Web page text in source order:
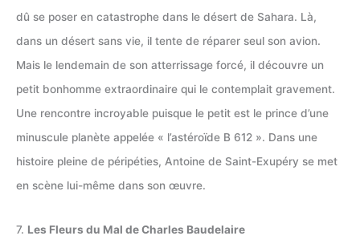
dû se poser en catastrophe dans le désert de Sahara. Là,
dans un désert sans vie, il tente de réparer seul son avion.
Mais le lendemain de son atterrissage forcé, il découvre un
petit bonhomme extraordinaire qui le contemplait gravement.
Une rencontre incroyable puisque le petit est le prince d’une
minuscule planète appelée « l’astéroïde B 612 ». Dans une
histoire pleine de péripéties, Antoine de Saint-Exupéry se met
en scène lui-même dans son œuvre.
7. Les Fleurs du Mal de Charles Baudelaire